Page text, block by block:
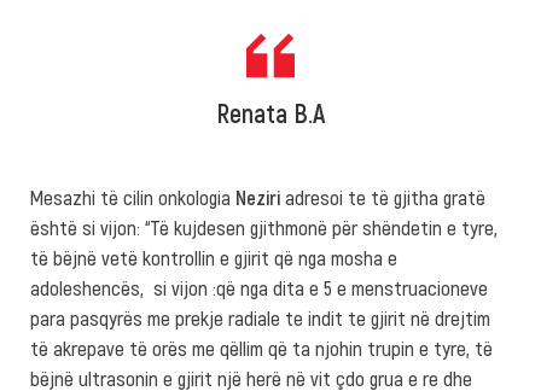
Renata B.A
Mesazhi të cilin onkologia Neziri adresoi te të gjitha gratë
është si vijon: “Të kujdesen gjithmonë për shëndetin e tyre,
të bëjnë vetë kontrollin e gjirit që nga mosha e
adoleshencës, si vijon :që nga dita e 5 e menstruacioneve
para pasqyrës me prekje radiale te indit te gjirit në drejtim
të akrepave të orës me qëllim që ta njohin trupin e tyre, të
bëjnë ultrasonin e gjirit një herë në vit çdo grua e re dhe